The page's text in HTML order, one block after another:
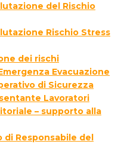
del Rischio
Rischio Stress
dei rischi
Evacuazione
di Sicurezza
Lavoratori
– supporto alla
di Responsabile del